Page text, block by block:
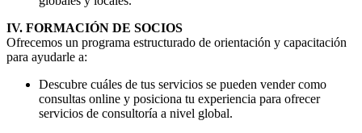
IV. FORMACIÓN DE SOCIOS
Ofrecemos un programa estructurado de orientación y capacitación
para ayudarle a:
Descubre cuáles de tus servicios se pueden vender como
consultas online y posiciona tu experiencia para ofrecer
servicios de consultoría a nivel global.